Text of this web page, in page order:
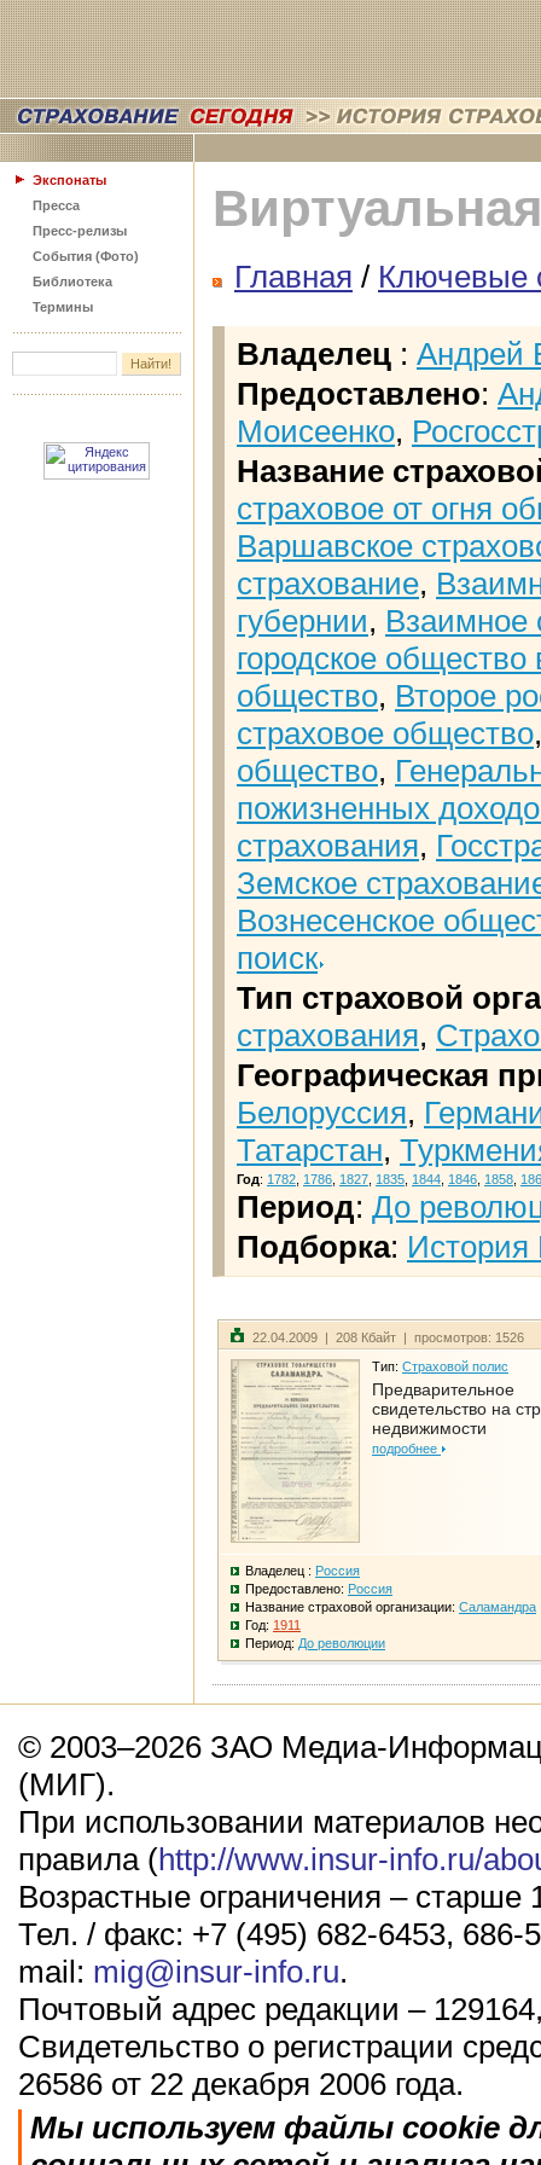
Экспонаты
Пресса
Пресс-релизы
События (Фото)
Библиотека
Термины
Главная / Ключевые
Владелец : Андрей
Предоставлено:
Моисеенко,
Название
страховое от огня
Варшавское
страхование,
губернии, Взаимное
городское общество
общество, Второе
страховое общество
общество,
пожизненных
страхования,
Земское
Вознесенское
поиск
Тип страховой
страхования,
Географическая
Белоруссия,
Татарстан,
Год: 1782 1786 1827 1835 1844 1846 1858
Период: До
Подборка: История
22.04.2009 | 208 Кбайт | просмотров: 1526
Тип: Страховой полис
Предварительное
свидетельство на
недвижимости
подробнее
Владелец : Россия
Предоставлено: Россия
Название страховой организации: Саламандра
Год: 1911
Период: До революции
© 2003–2026 ЗАО Медиа-
(МИГ).
При использовании материалов
правила (http://www.insur-info.ru/
Возрастные ограничения – старше
Тел. / факс: +7 (495) 682-6453, 686-
mail: mig@insur-info.ru.
Почтовый адрес редакции –
Свидетельство о регистрации
26586 от 22 декабря 2006 года.
Мы используем файлы cookie